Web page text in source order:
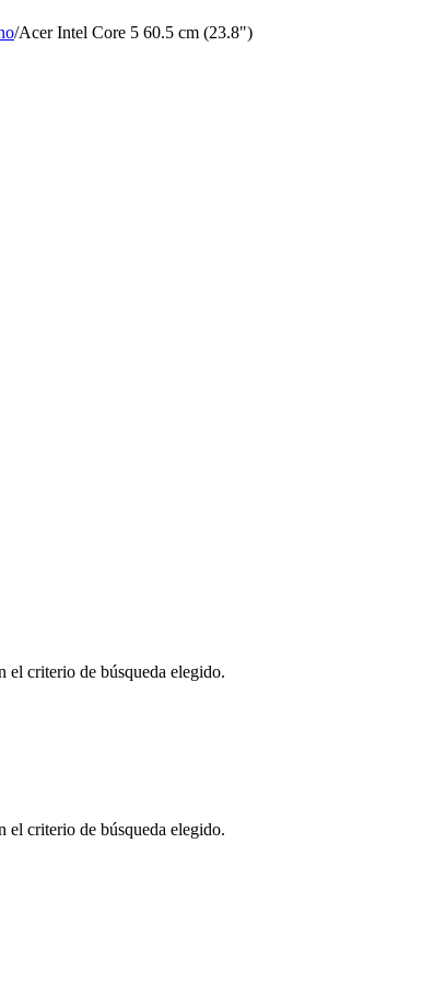
/Acer Intel Core 5 60.5 cm (23.8")
el criterio de búsqueda elegido.
el criterio de búsqueda elegido.